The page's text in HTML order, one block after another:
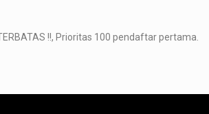
!!, Prioritas 100 pendaftar pertama.